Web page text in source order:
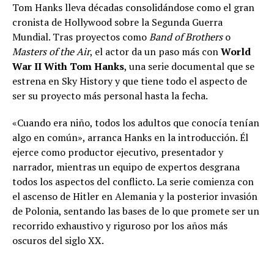
Tom Hanks lleva décadas consolidándose como el gran
cronista de Hollywood sobre la Segunda Guerra
Mundial. Tras proyectos comoBand of Brotherso
Masters of the Air, el actor da un paso más conWorld
War II With Tom Hanks, una serie documental que se
estrena en Sky History y que tiene todo el aspecto de
ser su proyecto más personal hasta la fecha.
«Cuando era niño, todos los adultos que conocía tenían
algo en común», arranca Hanks en la introducción. Él
ejerce como productor ejecutivo, presentador y
narrador, mientras un equipo de expertos desgrana
todos los aspectos del conflicto. La serie comienza con
el ascenso de Hitler en Alemania y la posterior invasión
de Polonia, sentando las bases de lo que promete ser un
recorrido exhaustivo y riguroso por los años más
oscuros del siglo XX.